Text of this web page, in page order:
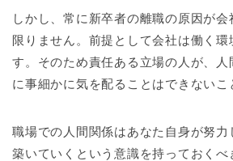
しかし、常に新卒者の離職の原因が
限りません。前提として会社は働く
す。そのため責任ある立場の人が、人
に事細かに気を配ることはできないこ
職場での人間関係はあなた自身が努力
築いていくという意識を持っておくべ